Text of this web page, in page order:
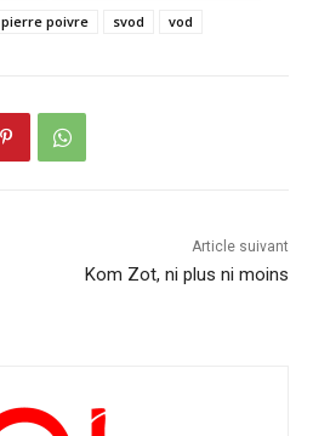
pierre poivre svod vod
Article suivant
Kom Zot, ni plus ni moins